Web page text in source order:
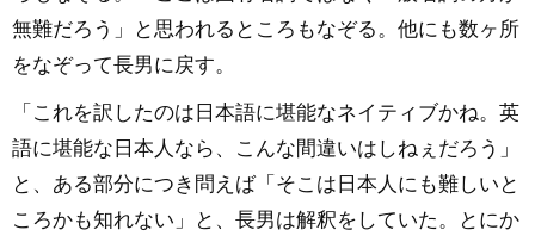
無難だろう」と思われるところもなぞる。他にも数ヶ所
をなぞって長男に戻す。
「これを訳したのは日本語に堪能なネイティブかね。英
語に堪能な日本人なら、こんな間違いはしねぇだろう」
と、ある部分につき問えば「そこは日本人にも難しいと
ころかも知れない」と、長男は解釈をしていた。とにか